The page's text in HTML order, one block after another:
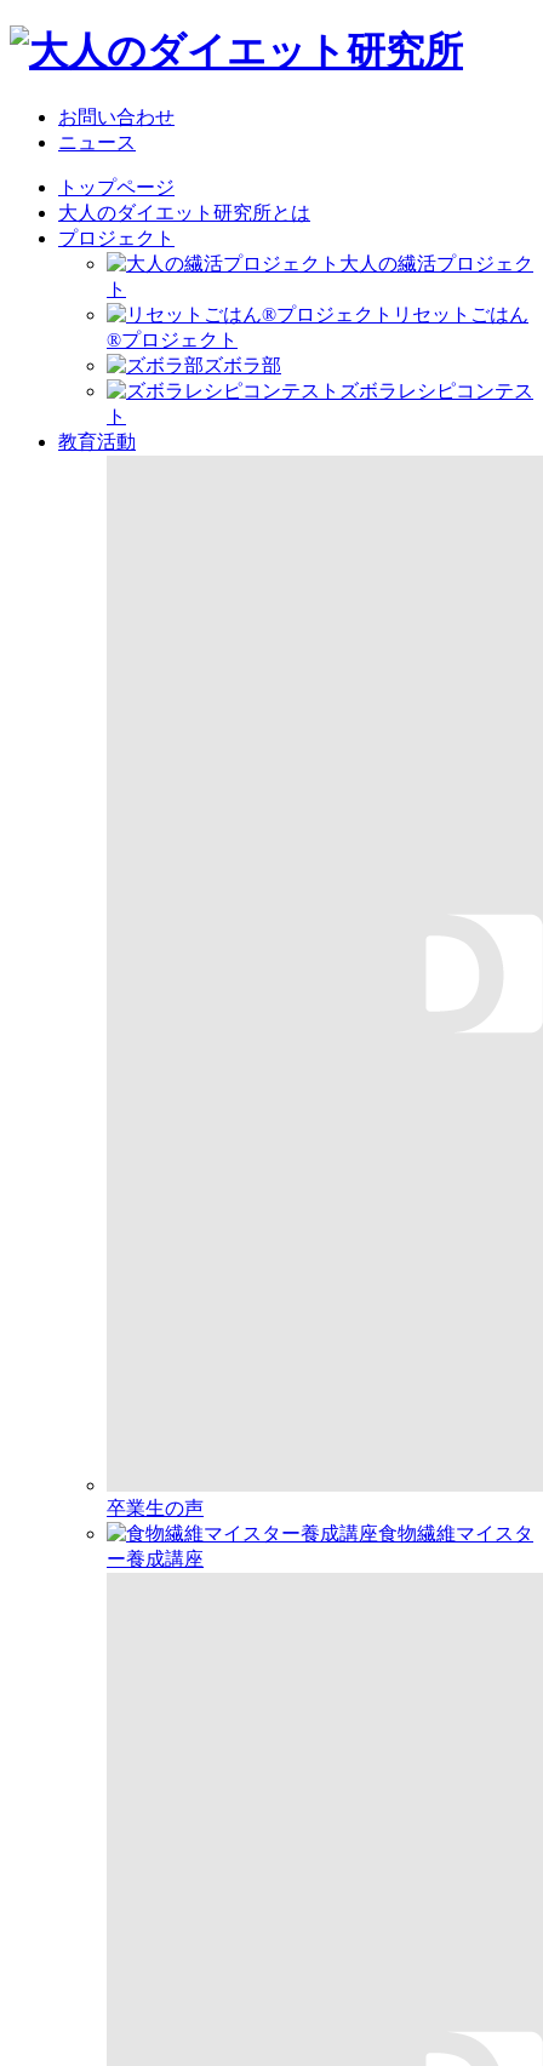
お問い合わせ
ニュース
トップページ
大人のダイエット研究所とは
プロジェクト
大人の繊活プロジェク
ト
リセットごはん
®プロジェクト
ズボラ部
ズボラレシピコンテス
ト
教育活動
卒業生の声
食物繊維マイスタ
ー養成講座